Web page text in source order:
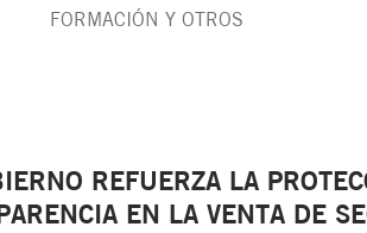
FORMACIÓN Y OTROS
REFUERZA LA
EN LA VENTA DE